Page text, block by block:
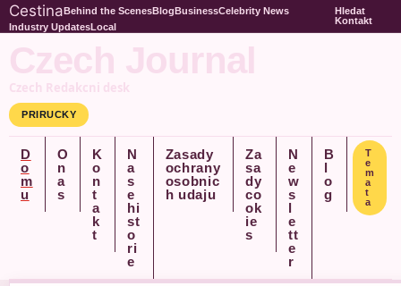
CestinaBehind the ScenesBlogBusinessCelebrity News
Industry UpdatesLocal
Hledat
Kontakt
Czech Journal
Czech Redakcni desk
PRIRUCKY
D
o
m
u
O
n
a
s
K
o
n
t
a
k
t
N
a
s
e
hi
st
o
ri
e
Zasady
ochrany
osobnic
h udaju
Za
sa
dy
co
ok
ie
s
N
e
w
s
l
e
tt
e
r
B
l
o
g
T
e
m
a
t
a